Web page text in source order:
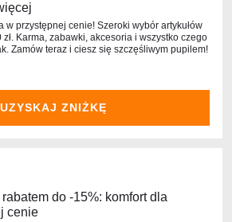
w przystępnej cenie! Szeroki wybór artykułów
Karma, zabawki, akcesoria i wszystko czego
Zamów teraz i ciesz się szczęśliwym pupilem!
UZYSKAJ ZNIŻKĘ
do -15%: komfort dla
cenie